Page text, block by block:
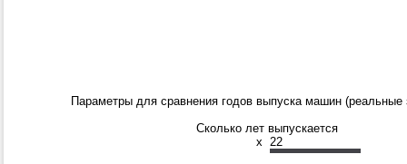
Параметры для сравнения годов выпуска машин (реальные
Сколько лет выпускается
x 22